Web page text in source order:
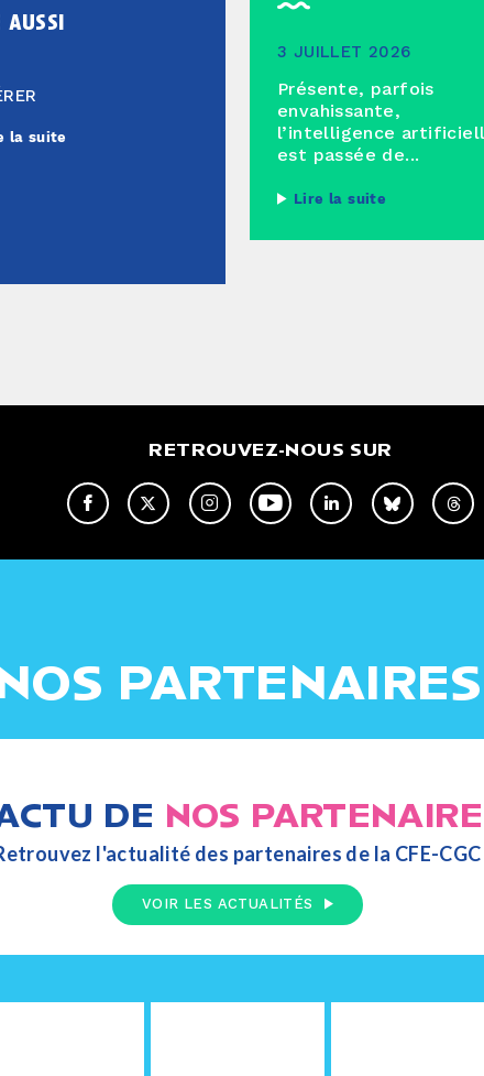
la suite
3 JUILLET 2026
Présente, parfois
envahissante,
l’intelligence
est passée de...
Lire la suite
RETROUVEZ-NOUS SUR
PARTENAIRES
DE NOS
l'actualité des partenaires de la CFE-CGC
VOIR LES ACTUALITÉS